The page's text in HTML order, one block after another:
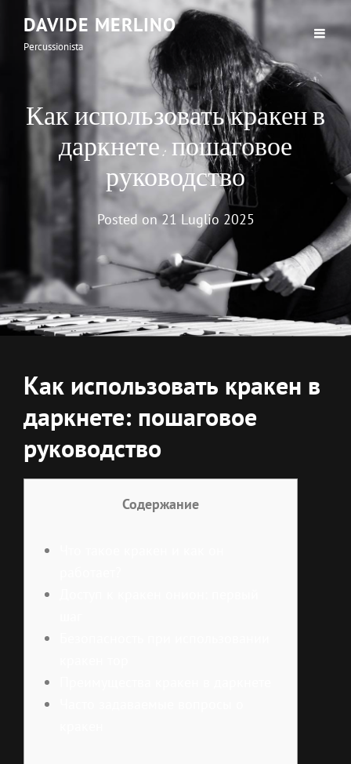
DAVIDE MERLINO
Percussionista
Как использовать кракен в
даркнете: пошаговое
руководство
Posted on21 Luglio 2025
Как использовать кракен в
даркнете: пошаговое
руководство
Содержание